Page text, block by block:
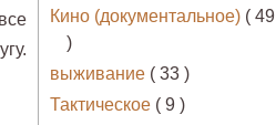
Кино (документальное) ( 49
)
выживание ( 33 )
Тактическое ( 9 )